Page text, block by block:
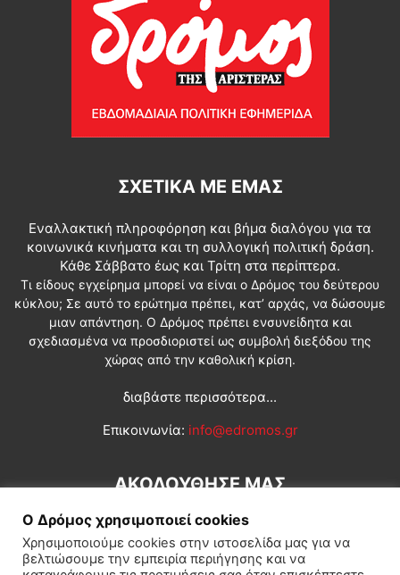
ΣΧΕΤΙΚΆ ΜΕ ΕΜΆΣ
Εναλλακτική πληροφόρηση και βήμα διαλόγου για τα
κοινωνικά κινήματα και τη συλλογική πολιτική δράση.
Κάθε Σάββατο έως και Τρίτη στα περίπτερα.
Τι είδους εγχείρημα μπορεί να είναι ο Δρόμος του δεύτερου
κύκλου; Σε αυτό το ερώτημα πρέπει, κατ’ αρχάς, να δώσουμε
μιαν απάντηση. Ο Δρόμος πρέπει ενσυνείδητα και
σχεδιασμένα να προσδιοριστεί ως συμβολή διεξόδου της
χώρας από την καθολική κρίση.
διαβάστε περισσότερα...
Επικοινωνία: info@edromos.gr
ΑΚΟΛΟΥΘΗΣΕ ΜΑΣ
Ο Δρόμος χρησιμοποιεί cookies
Χρησιμοποιούμε cookies στην ιστοσελίδα μας για να
βελτιώσουμε την εμπειρία περιήγησης και να